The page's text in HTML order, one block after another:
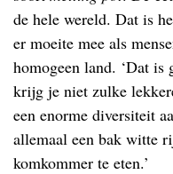
de hele wereld. Dat is
er moeite mee als
homogeen land. ‘Dat is
krijg je niet zulke
een enorme diversiteit
allemaal een bak witte
komkommer te eten.’